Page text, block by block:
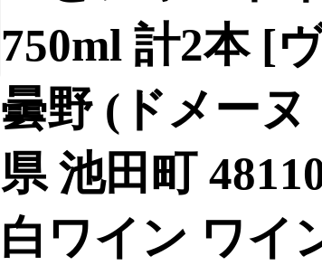
750ml 計2本 [
曇野 (ドメー
県 池田町
白ワイン ワイ